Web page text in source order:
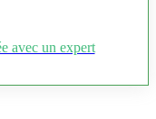
avec un expert